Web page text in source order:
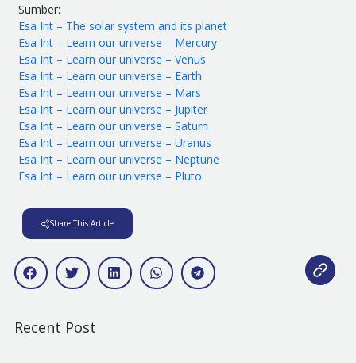
Sumber:
Esa Int – The solar system and its planet
Esa Int – Learn our universe – Mercury
Esa Int – Learn our universe – Venus
Esa Int – Learn our universe – Earth
Esa Int – Learn our universe – Mars
Esa Int – Learn our universe – Jupiter
Esa Int – Learn our universe – Saturn
Esa Int – Learn our universe – Uranus
Esa Int – Learn our universe – Neptune
Esa Int – Learn our universe – Pluto
Share This Article
Recent Post